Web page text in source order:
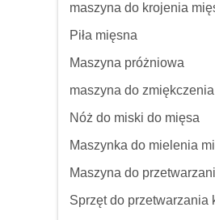
maszyna do krojenia
Piła mięsna
Maszyna próżniowa
maszyna do
Nóż do miski do mięsa
Maszynka do mielenia
Maszyna do
Sprzęt do przetwarzania